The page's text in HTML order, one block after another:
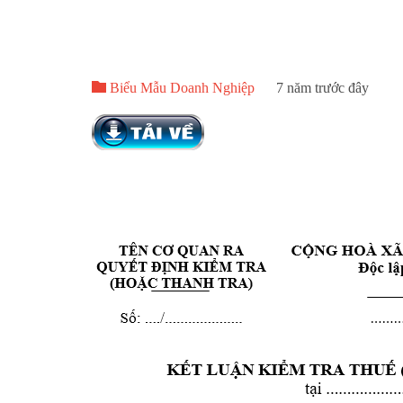
 Biểu Mẫu Doanh Nghiệp 7 năm trước đây